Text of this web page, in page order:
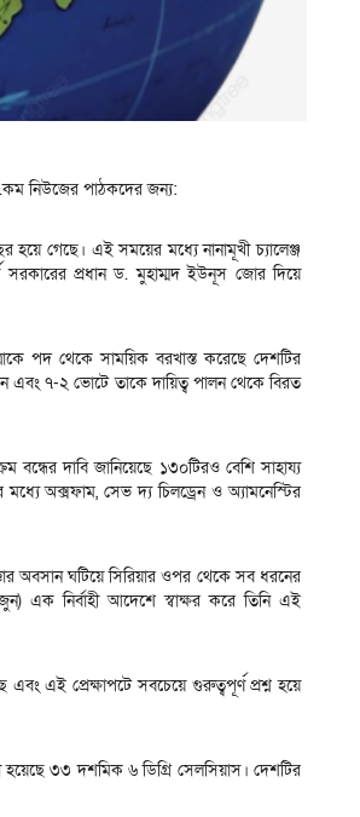
নিউজের পাঠকদের জন্য:
হয়ে গেছে। এই সময়ের মধ্যে নানামূখী চ্যালেঞ্জ
সরকারের প্রধান ড. মুহাম্মদ ইউনূস জোর দিয়ে
পদ থেকে সাময়িক বরখাস্ত করেছে দেশটির
এবং ৭-২ ভোটে তাকে দায়িত্ব পালন থেকে বিরত
বন্ধের দাবি জানিয়েছে ১৩০টিরও বেশি সাহায্য
অক্সফাম, সেভ দ্য চিলড্রেন ও অ্যামনেস্টির
অবসান ঘটিয়ে সিরিয়ার ওপর থেকে সব ধরনের
জুন) এক নির্বাহী আদেশে স্বাক্ষর করে তিনি এই
এই প্রেক্ষাপটে সবচেয়ে গুরুত্বপূর্ণ প্রশ্ন হয়ে
হয়েছে ৩৩ দশমিক ৬ ডিগ্রি সেলসিয়াস। দেশটির